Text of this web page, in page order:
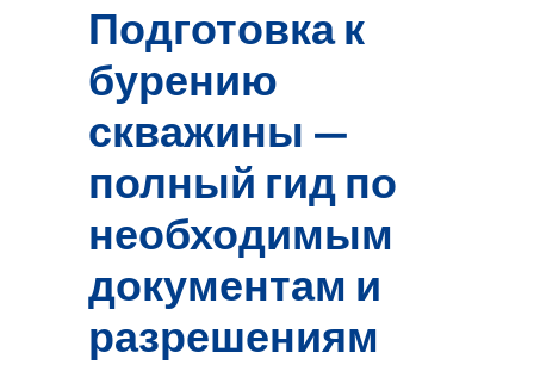
Подготовка к
бурению
скважины —
полный гид по
необходимым
документам и
разрешениям